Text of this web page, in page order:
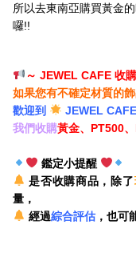
所以去東南亞購買黃金
囉!!
～ JEWEL CAFE 收
如果您有不確定材質的
歡迎到
JEWEL
我們收購黃金、PT500
鑑定小提醒
是否收購商品，除了
量，
經過綜合評估，也可